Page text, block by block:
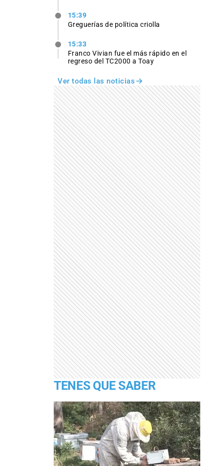
15:39
Greguerías de política criolla
15:33
Franco Vivian fue el más rápido en el
regreso del TC2000 a Toay
Ver todas las noticias
TENES QUE SABER